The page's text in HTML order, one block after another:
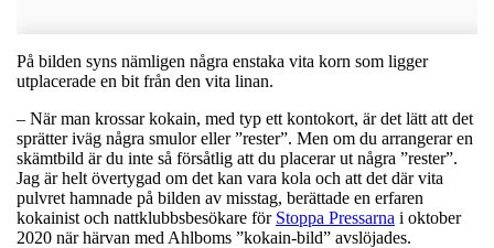
På bilden syns nämligen några enstaka vita korn som ligger
utplacerade en bit från den vita linan.
– När man krossar kokain, med typ ett kontokort, är det lätt att det
sprätter iväg några smulor eller ”rester”. Men om du arrangerar en
skämtbild är du inte så försåtlig att du placerar ut några ”rester”.
Jag är helt övertygad om det kan vara kola och att det där vita
pulvret hamnade på bilden av misstag, berättade en erfaren
kokainist och nattklubbsbesökare för Stoppa Pressarna i oktober
2020 när härvan med Ahlboms ”kokain-bild” avslöjades.